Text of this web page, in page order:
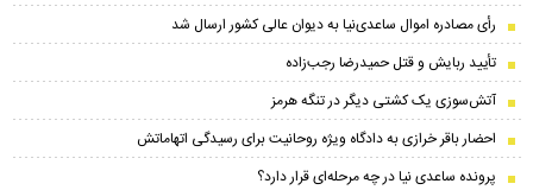
رأی مصادره اموال ساعدی‌نیا به دیوان عالی کشور ارسال شد
تأیید ربایش و قتل حمیدرضا رجب‌زاده
آتش‌سوزی یک کشتی دیگر در تنگه هرمز
احضار باقر خرازی به دادگاه ویژه روحانیت برای رسیدگی اتهاماتش
پرونده ساعدی نیا در چه مرحله‌ای قرار دارد؟